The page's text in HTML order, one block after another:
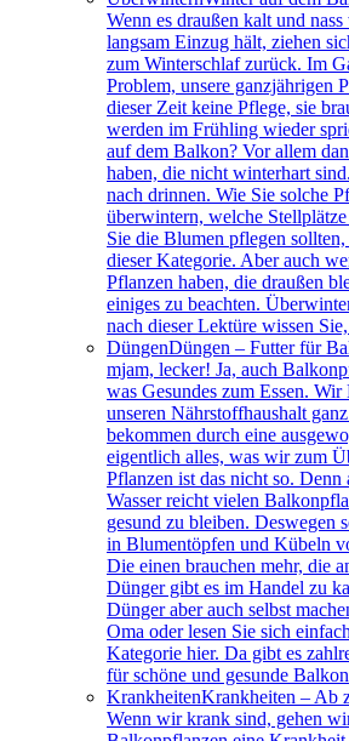
Wenn es draußen kalt und
langsam Einzug hält, ziehen
zum Winterschlaf zurück. Im
Problem, unsere ganzjährigen
dieser Zeit keine Pflege, sie
werden im Frühling wieder
auf dem Balkon? Vor allem
haben, die nicht winterhart
nach drinnen. Wie Sie solche
überwintern, welche
Sie die Blumen pflegen
dieser Kategorie. Aber auch
Pflanzen haben, die draußen
einiges zu beachten.
nach dieser Lektüre wissen
DüngenDüngen – Futter für
mjam, lecker! Ja, auch
was Gesundes zum Essen. Wir
unseren Nährstoffhaushalt
bekommen durch eine
eigentlich alles, was wir zum
Pflanzen ist das nicht so.
Wasser reicht vielen
gesund zu bleiben. Deswegen
in Blumentöpfen und Kübeln
Die einen brauchen mehr, die
Dünger gibt es im Handel zu
Dünger aber auch selbst
Oma oder lesen Sie sich
Kategorie hier. Da gibt es
für schöne und gesunde
KrankheitenKrankheiten – Ab
Wenn wir krank sind, gehen